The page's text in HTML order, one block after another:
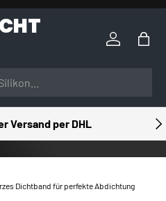
Einloggen
Versand per DHL
Dichtband für perfekte Abdichtung